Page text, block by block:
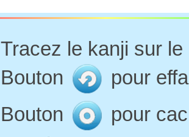
Tracez le kanji sur
Bouton
pour
Bouton
pour